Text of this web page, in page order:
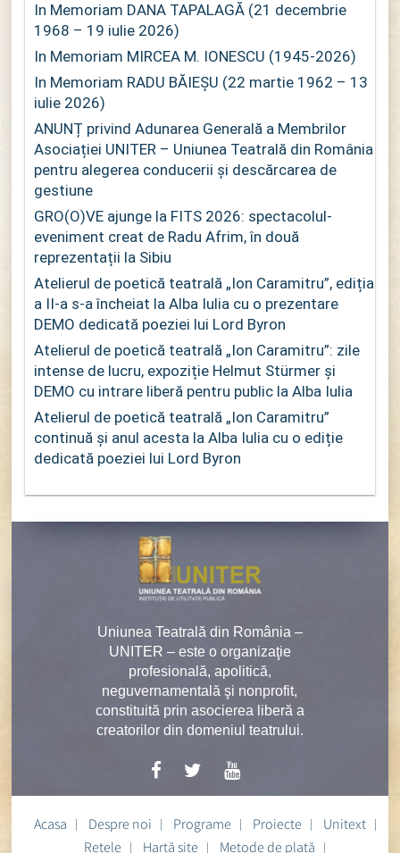
In Memoriam DANA TAPALAGĂ (21 decembrie
1968 – 19 iulie 2026)
In Memoriam MIRCEA M. IONESCU (1945-2026)
In Memoriam RADU BĂIEȘU (22 martie 1962 – 13
iulie 2026)
ANUNȚ privind Adunarea Generală a Membrilor
Asociației UNITER – Uniunea Teatrală din România
pentru alegerea conducerii și descărcarea de
gestiune
GRO(O)VE ajunge la FITS 2026: spectacolul-
eveniment creat de Radu Afrim, în două
reprezentații la Sibiu
Atelierul de poetică teatrală „Ion Caramitru”, ediția
a II-a s-a încheiat la Alba Iulia cu o prezentare
DEMO dedicată poeziei lui Lord Byron
Atelierul de poetică teatrală „Ion Caramitru”: zile
intense de lucru, expoziție Helmut Stürmer și
DEMO cu intrare liberă pentru public la Alba Iulia
Atelierul de poetică teatrală „Ion Caramitru”
continuă și anul acesta la Alba Iulia cu o ediție
dedicată poeziei lui Lord Byron
Uniunea Teatrală din România –
UNITER – este o organizaţie
profesională, apolitică,
neguvernamentală şi nonprofit,
constituită prin asocierea liberă a
creatorilor din domeniul teatrului.
Acasa Despre noi Programe Proiecte
Unitext
Rețele
Hartă site Metode de plată